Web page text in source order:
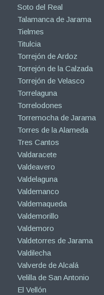
Soto del Real
Talamanca de Jarama
Tielmes
Titulcia
Torrejón de Ardoz
Torrejón de la Calzada
Torrejón de Velasco
Torrelaguna
Torrelodones
Torremocha de Jarama
Torres de la Alameda
Tres Cantos
Valdaracete
Valdeavero
Valdelaguna
Valdemanco
Valdemaqueda
Valdemorillo
Valdemoro
Valdetorres de Jarama
Valdilecha
Valverde de Alcalá
Velilla de San Antonio
El Vellón